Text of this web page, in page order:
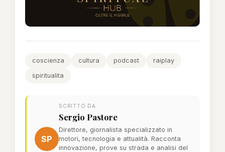
coscienza cultura podcast
raiplay
spiritualita
SP
SCRITTO DA
Sergio Pastore
Direttore, giornalista specializzato in
motori, tecnologia e attualità. Racconta
innovazione, prove su strada e analisi del